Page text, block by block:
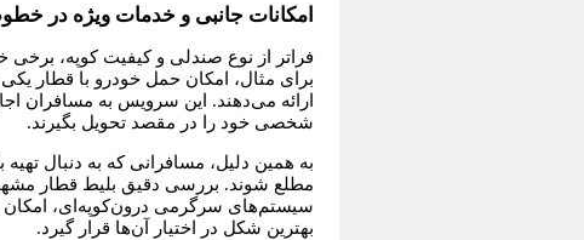
امکانات جانبی و خدمات ویژه در
فراتر از نوع صندلی و کیفیت کوپه، برخی
برای مثال، امکان حمل خودرو با قطار
ارائه می‌دهند. این سرویس به مسافران
شخصی خود را در مقصد تحویل بگیرند.
به همین دلیل، مسافرانی که به دنبال
مطلع شوند. بررسی دقیق بلیط قطار
سیستم‌های سرگرمی درون‌کوپه‌ای، امکان
بهترین شکل در اختیار آن‌ها قرار گیرد.